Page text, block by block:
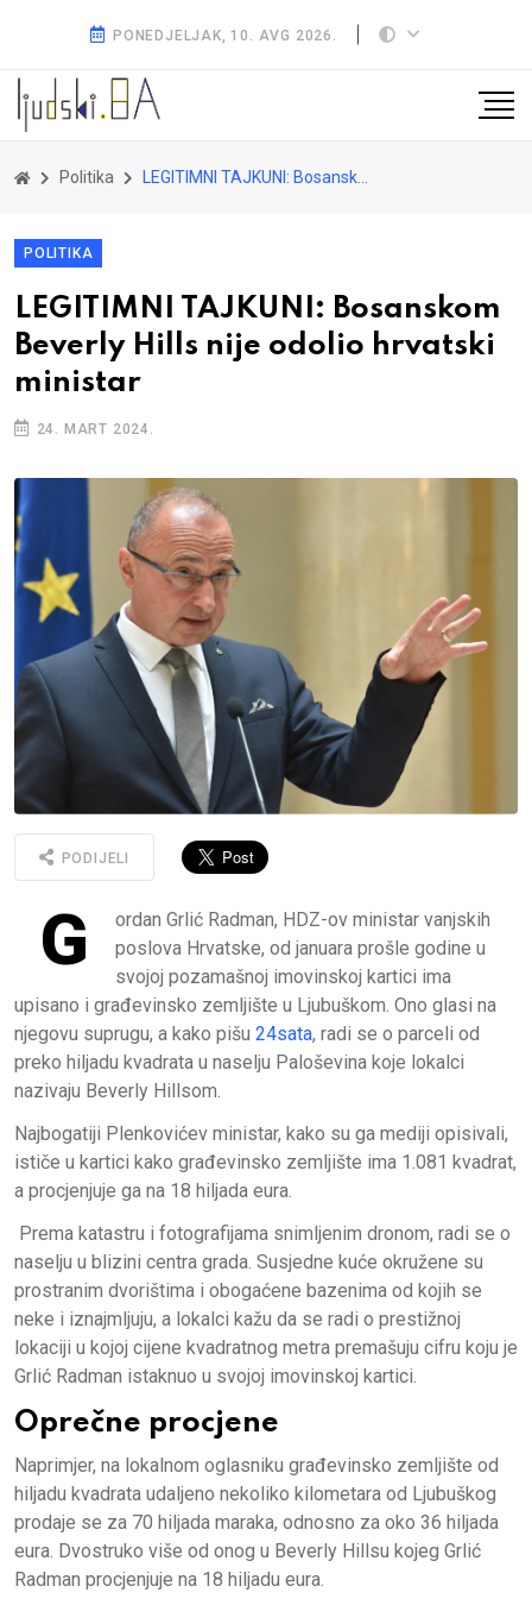
PONEDJELJAK, 10. AVG 2026.
Politika LEGITIMNI TAJKUNI: Bosanskom Beverly Hills nije odolio hrvatski ministar
POLITIKA
LEGITIMNI TAJKUNI: Bosanskom
Beverly Hills nije odolio hrvatski
ministar
24. MART 2024.
PODIJELI
G
ordan Grlić Radman, HDZ-ov ministar vanjskih
poslova Hrvatske, od januara prošle godine u
svojoj pozamašnoj imovinskoj kartici ima
upisano i građevinsko zemljište u Ljubuškom. Ono glasi na
njegovu suprugu, a kako pišu 24sata, radi se o parceli od
preko hiljadu kvadrata u naselju Paloševina koje lokalci
nazivaju Beverly Hillsom.
Najbogatiji Plenkovićev ministar, kako su ga mediji opisivali,
ističe u kartici kako građevinsko zemljište ima 1.081 kvadrat,
a procjenjuje ga na 18 hiljada eura.
Prema katastru i fotografijama snimljenim dronom, radi se o
naselju u blizini centra grada. Susjedne kuće okružene su
prostranim dvorištima i obogaćene bazenima od kojih se
neke i iznajmljuju, a lokalci kažu da se radi o prestižnoj
lokaciji u kojoj cijene kvadratnog metra premašuju cifru koju je
Grlić Radman istaknuo u svojoj imovinskoj kartici.
Oprečne procjene
Naprimjer, na lokalnom oglasniku građevinsko zemljište od
hiljadu kvadrata udaljeno nekoliko kilometara od Ljubuškog
prodaje se za 70 hiljada maraka, odnosno za oko 36 hiljada
eura. Dvostruko više od onog u Beverly Hillsu kojeg Grlić
Radman procjenjuje na 18 hiljadu eura.